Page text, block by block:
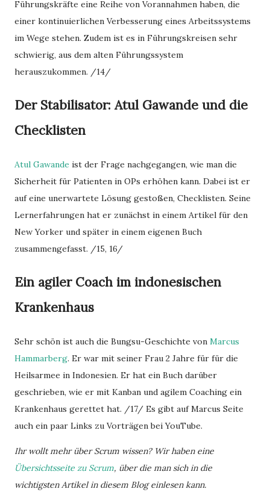
Führungskräfte eine Reihe von Vorannahmen haben, die
einer kontinuierlichen Verbesserung eines Arbeitssystems
im Wege stehen. Zudem ist es in Führungskreisen sehr
schwierig, aus dem alten Führungssystem
herauszukommen. /14/
Der Stabilisator: Atul Gawande und die
Checklisten
Atul Gawande ist der Frage nachgegangen, wie man die
Sicherheit für Patienten in OPs erhöhen kann. Dabei ist er
auf eine unerwartete Lösung gestoßen, Checklisten. Seine
Lernerfahrungen hat er zunächst in einem Artikel für den
New Yorker und später in einem eigenen Buch
zusammengefasst. /15, 16/
Ein agiler Coach im indonesischen
Krankenhaus
Sehr schön ist auch die Bungsu-Geschichte von Marcus
Hammarberg. Er war mit seiner Frau 2 Jahre für für die
Heilsarmee in Indonesien. Er hat ein Buch darüber
geschrieben, wie er mit Kanban und agilem Coaching ein
Krankenhaus gerettet hat. /17/ Es gibt auf Marcus Seite
auch ein paar Links zu Vorträgen bei YouTube.
Ihr wollt mehr über Scrum wissen? Wir haben eine
Übersichtsseite zu Scrum, über die man sich in die
wichtigsten Artikel in diesem Blog einlesen kann.